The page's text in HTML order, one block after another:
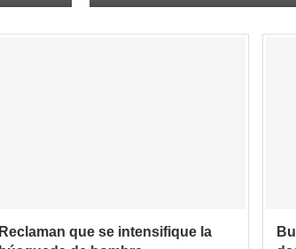
Reclaman que se intensifique la